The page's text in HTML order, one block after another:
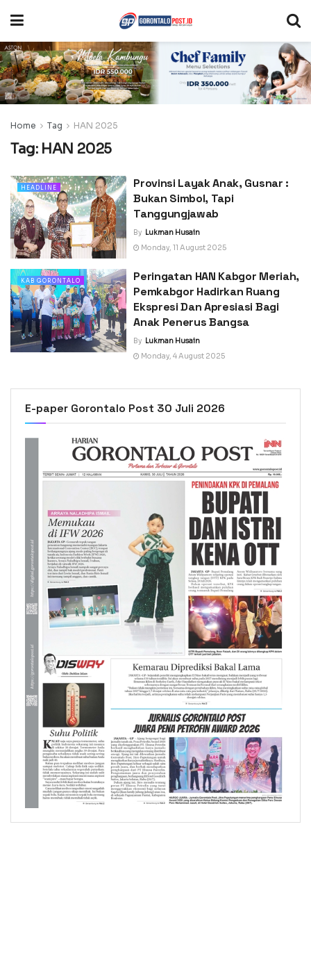
Home Tag HAN 2025
Tag: HAN 2025
HEADLINE
Provinsi Layak Anak, Gusnar :
Bukan Simbol, Tapi
Tanggungjawab
By Lukman Husain
Monday, 11 August 2025
KAB GORONTALO
Peringatan HAN Kabgor Meriah,
Pemkabgor Hadirkan Ruang
Ekspresi Dan Apresiasi Bagi
Anak Penerus Bangsa
By Lukman Husain
Monday, 4 August 2025
E-paper Gorontalo Post 30 Juli 2026